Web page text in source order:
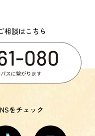
相談はこちら
をチェック